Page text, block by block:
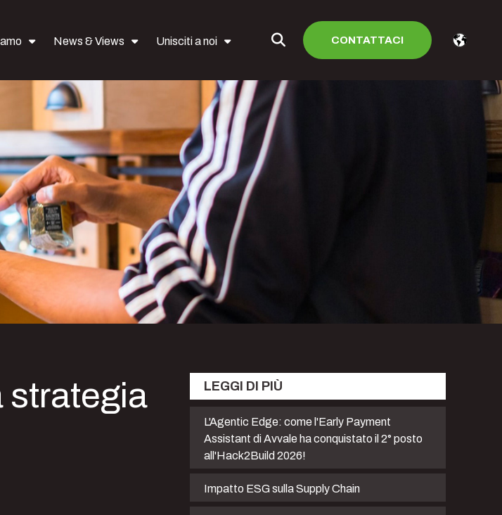
News & Views Unisciti a noi CONTATTACI
strategia
LEGGI DI PIÙ
L'Agentic Edge: come l'Early Payment
Assistant di Avvale ha conquistato il 2° posto
all'Hack2Build 2026!
Impatto ESG sulla Supply Chain